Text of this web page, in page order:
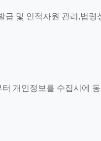
및 인적자원 관리,법
개인정보를 수집시에